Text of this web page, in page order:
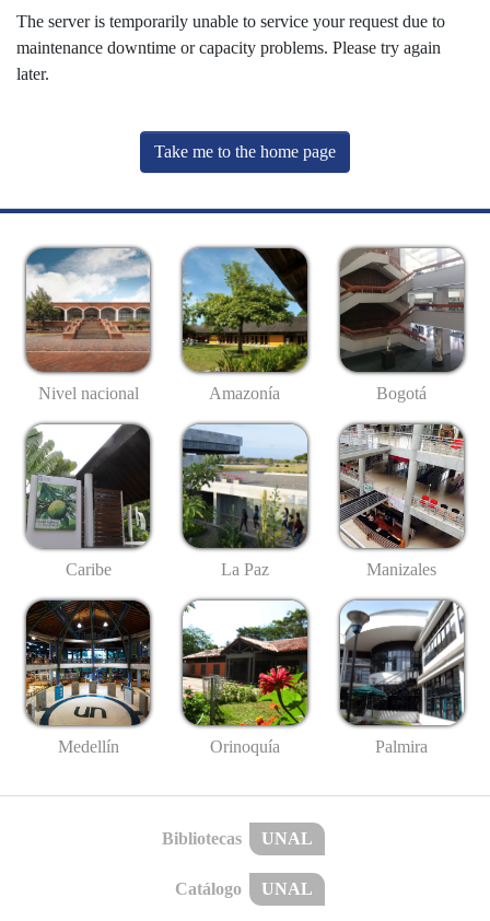
The server is temporarily unable to service your request due to
maintenance downtime or capacity problems. Please try again
later.
Take me to the home page
Nivel nacional Amazonía Bogotá
Caribe La Paz Manizales
Medellín Orinoquía Palmira
Bibliotecas UNAL
Catálogo UNAL